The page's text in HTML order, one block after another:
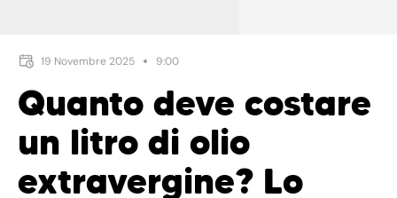
19 Novembre 2025 9:00
Quanto deve costare
un litro di olio
extravergine? Lo